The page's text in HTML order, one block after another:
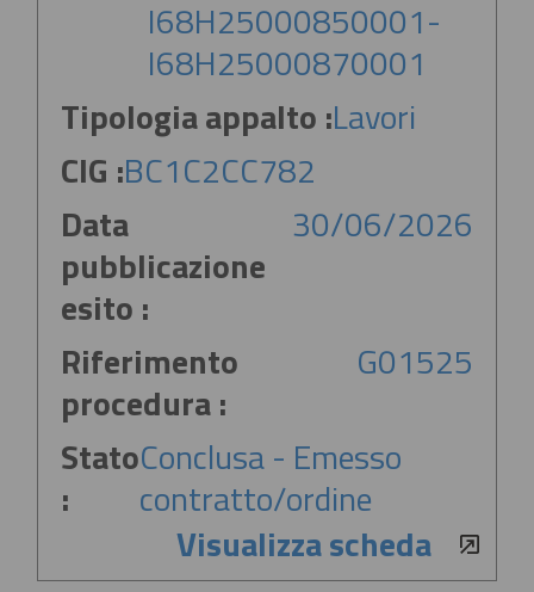
I68H25000850001-
I68H25000870001
Tipologia appalto :Lavori
CIG :BC1C2CC782
Data
pubblicazione
esito :
30/06/2026
Riferimento
procedura :
G01525
Stato
:
Conclusa - Emesso
contratto/ordine
Visualizza scheda